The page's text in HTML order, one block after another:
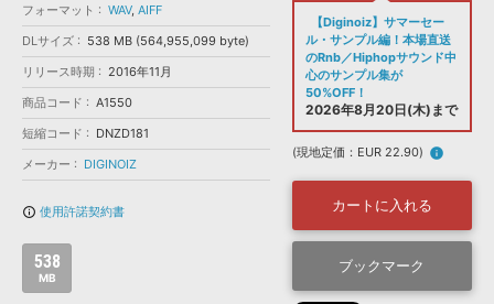
DAW »
効果音 »
BGM »
SONICWIREブログ »
FAQ »
お問い合わせ »
楽曲配信流通 サービス
無償のサウンド管理ソフト
次世代型ボーカル・エディタ
APS
ランキング
フォーマット
WAV, AIFF
DLサイズ
538 MB (564,955,099 byte)
リリース時期
2016年11月
商品コード
A1550
短縮コード
DNZD181
メーカー
DIGINOIZ
info_outline 使用許諾契約書
538
MB
【Diginoiz】サマーセー
ル・サンプル編！本場直送
のRnb／Hiphopサウンド中
心のサンプル集が
50%OFF！
2026年8月20日(木)まで
(現地定価：EUR 22.90) info
カートに入れる
ブックマーク